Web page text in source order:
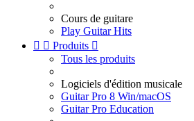
Cours de guitare
Play Guitar Hits
  Produits 
Tous les produits
Logiciels d'édition musicale
Guitar Pro 8 Win/macOS
Guitar Pro Education